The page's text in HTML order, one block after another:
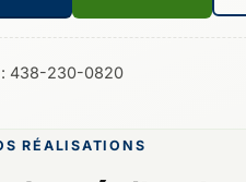
: 438-230-0820
RÉALISATIONS